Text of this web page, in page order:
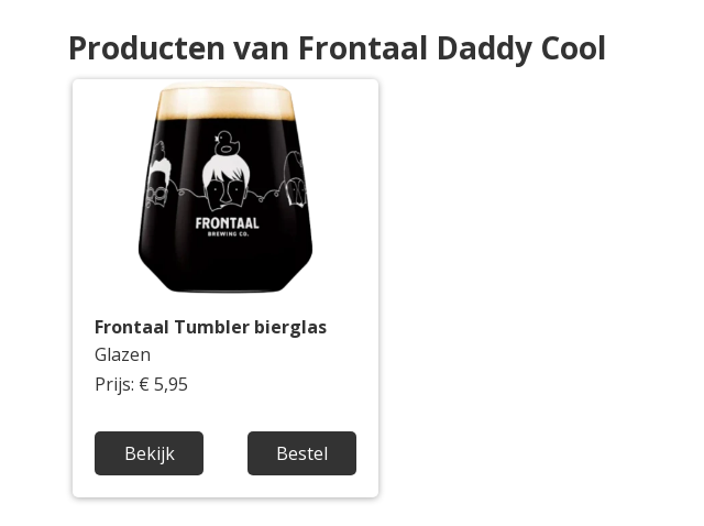
Producten van Frontaal Daddy Cool
Frontaal Tumbler bierglas
Glazen
Prijs: € 5,95
Bekijk Bestel